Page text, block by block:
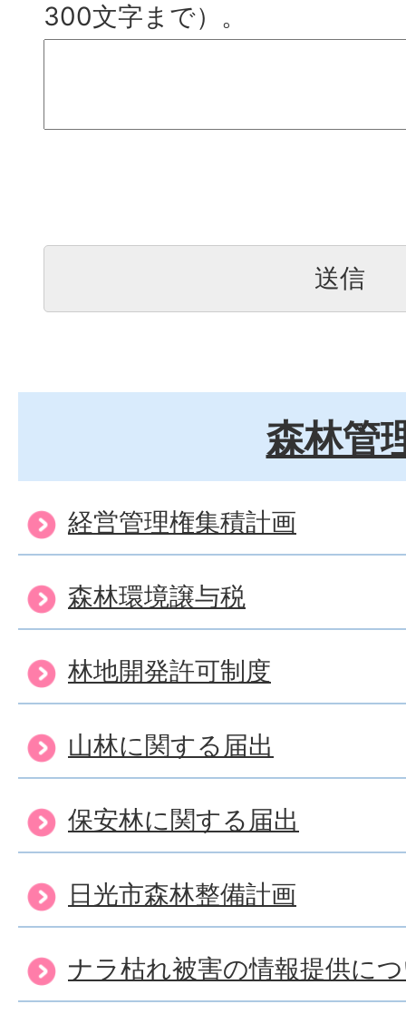
300文字まで）。
森林管
経営管理権集積計画
森林環境譲与税
林地開発許可制度
山林に関する届出
保安林に関する届出
日光市森林整備計画
ナラ枯れ被害の情報提供に